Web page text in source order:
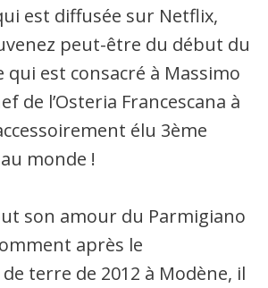
est diffusée sur Netflix,
peut-être du début du
est consacré à Massimo
de l’Osteria Francescana à
élu 3ème
monde !
son amour du Parmigiano
après le
terre de 2012 à Modène, il